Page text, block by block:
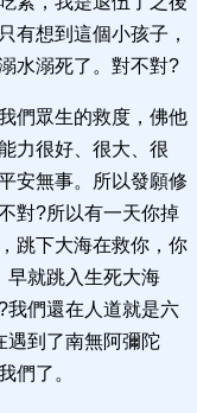
有想到這個小孩子，
水溺死了。對不對?
們眾生的救度，佛他
力很好、很大、很
安無事。所以發願修
對?所以有一天你掉
跳下大海在救你，你
早就跳入生死大海
我們還在人道就是六
遇到了南無阿彌陀
們了。